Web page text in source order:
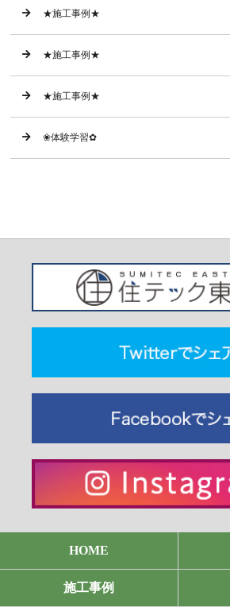
★施工事例★
★施工事例★
★施工事例★
❀体験学習✿
HOME
施工事例